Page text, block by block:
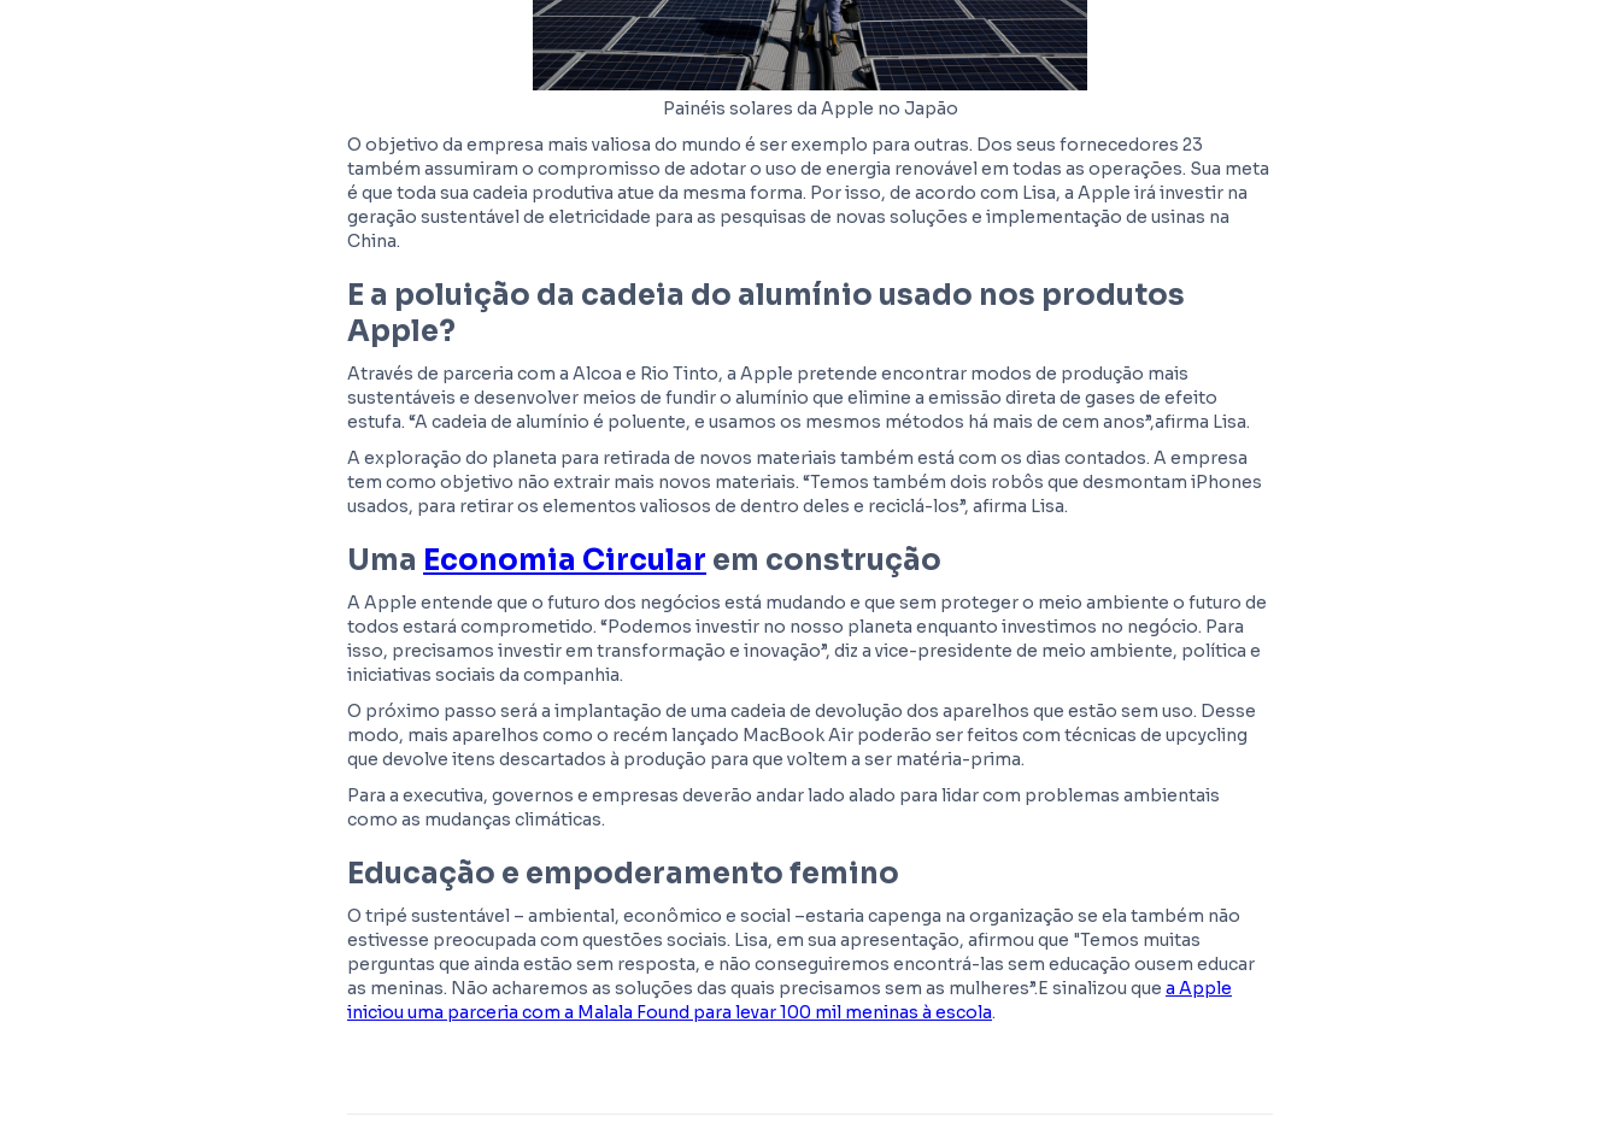
Painéis solares da Apple no Japão
O objetivo da empresa mais valiosa do mundo é ser exemplo para outras. Dos seus fornecedores 23
também assumiram o compromisso de adotar o uso de energia renovável em todas as operações. Sua meta
é que toda sua cadeia produtiva atue da mesma forma. Por isso, de acordo com Lisa, a Apple irá investir na
geração sustentável de eletricidade para as pesquisas de novas soluções e implementação de usinas na
China.
E a poluição da cadeia do alumínio usado nos produtos
Apple?
Através de parceria com a Alcoa e Rio Tinto, a Apple pretende encontrar modos de produção mais
sustentáveis e desenvolver meios de fundir o alumínio que elimine a emissão direta de gases de efeito
estufa. “A cadeia de alumínio é poluente, e usamos os mesmos métodos há mais de cem anos”,afirma Lisa.
A exploração do planeta para retirada de novos materiais também está com os dias contados. A empresa
tem como objetivo não extrair mais novos materiais. “Temos também dois robôs que desmontam iPhones
usados, para retirar os elementos valiosos de dentro deles e reciclá-los”, afirma Lisa.
Uma Economia Circular em construção
A Apple entende que o futuro dos negócios está mudando e que sem proteger o meio ambiente o futuro de
todos estará comprometido. “Podemos investir no nosso planeta enquanto investimos no negócio. Para
isso, precisamos investir em transformação e inovação”, diz a vice-presidente de meio ambiente, política e
iniciativas sociais da companhia.
O próximo passo será a implantação de uma cadeia de devolução dos aparelhos que estão sem uso. Desse
modo, mais aparelhos como o recém lançado MacBook Air poderão ser feitos com técnicas de upcycling
que devolve itens descartados à produção para que voltem a ser matéria-prima.
Para a executiva, governos e empresas deverão andar lado alado para lidar com problemas ambientais
como as mudanças climáticas.
Educação e empoderamento femino
O tripé sustentável – ambiental, econômico e social –estaria capenga na organização se ela também não
estivesse preocupada com questões sociais. Lisa, em sua apresentação, afirmou que "Temos muitas
perguntas que ainda estão sem resposta, e não conseguiremos encontrá-las sem educação ousem educar
as meninas. Não acharemos as soluções das quais precisamos sem as mulheres”.E sinalizou que a Apple
iniciou uma parceria com a Malala Found para levar 100 mil meninas à escola.